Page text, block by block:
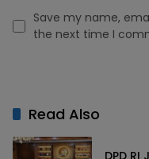
Save my name,
the next time I
Read Also